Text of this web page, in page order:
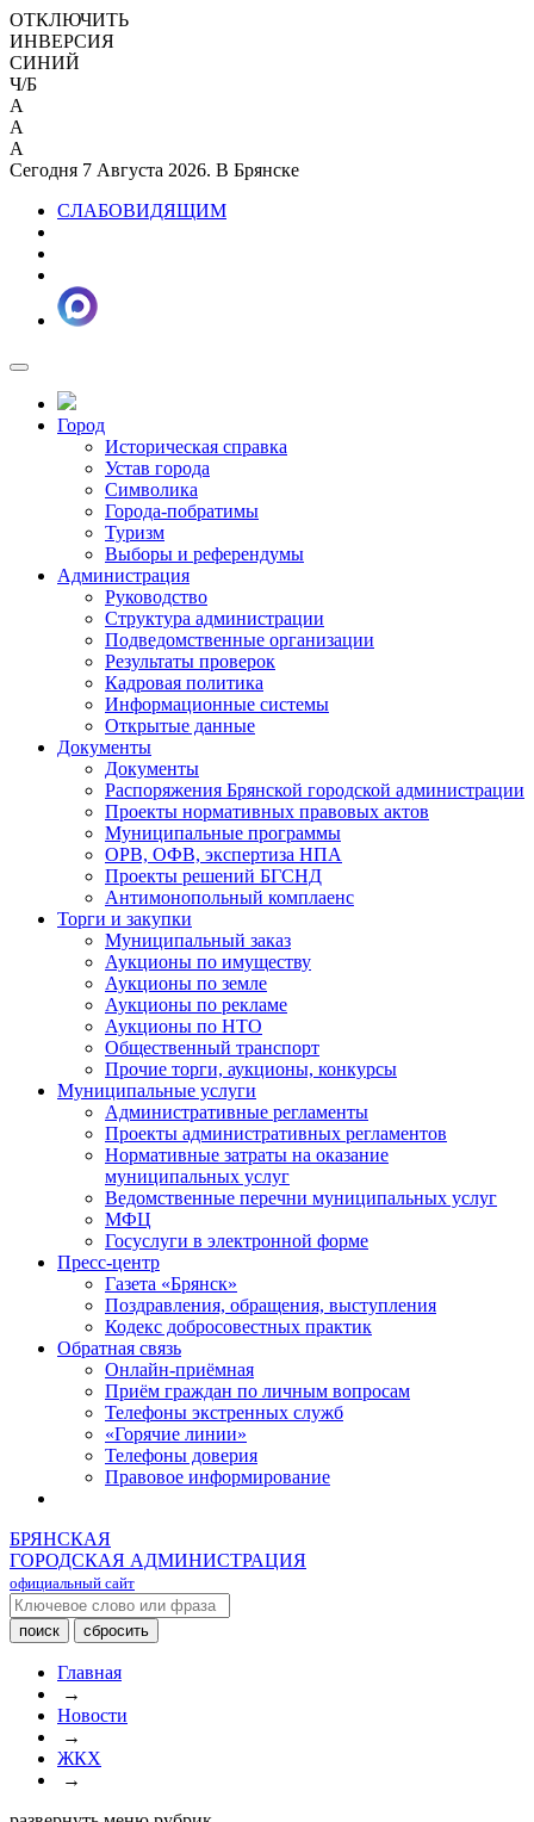
ОТКЛЮЧИТЬ
ИНВЕРСИЯ
СИНИЙ
Ч/Б
A
A
A
Сегодня 7 Августа 2026. В Брянске
СЛАБОВИДЯЩИМ
Город
Историческая справка
Устав города
Символика
Города-побратимы
Туризм
Выборы и референдумы
Администрация
Руководство
Структура администрации
Подведомственные организации
Результаты проверок
Кадровая политика
Информационные системы
Открытые данные
Документы
Документы
Распоряжения Брянской городской администрации
Проекты нормативных правовых актов
Муниципальные программы
ОРВ, ОФВ, экспертиза НПА
Проекты решений БГСНД
Антимонопольный комплаенс
Торги и закупки
Муниципальный заказ
Аукционы по имуществу
Аукционы по земле
Аукционы по рекламе
Аукционы по НТО
Общественный транспорт
Прочие торги, аукционы, конкурсы
Муниципальные услуги
Административные регламенты
Проекты административных регламентов
Нормативные затраты на оказание
муниципальных услуг
Ведомственные перечни муниципальных услуг
МФЦ
Госуслуги в электронной форме
Пресс-центр
Газета «Брянск»
Поздравления, обращения, выступления
Кодекс добросовестных практик
Обратная связь
Онлайн-приёмная
Приём граждан по личным вопросам
Телефоны экстренных служб
«Горячие линии»
Телефоны доверия
Правовое информирование
БРЯНСКАЯ
ГОРОДСКАЯ АДМИНИСТРАЦИЯ
официальный сайт
Главная
→
Новости
→
ЖКХ
→